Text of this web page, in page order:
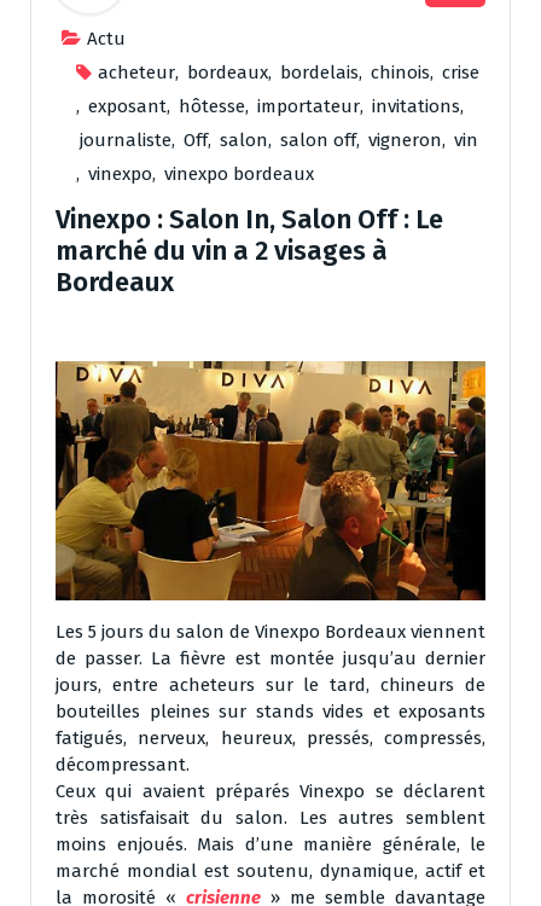
Actu
acheteur, bordeaux, bordelais, chinois, crise
, exposant, hôtesse, importateur, invitations,
journaliste, Off, salon, salon off, vigneron, vin
, vinexpo, vinexpo bordeaux
Vinexpo : Salon In, Salon Off : Le
marché du vin a 2 visages à
Bordeaux
Les 5 jours du salon de Vinexpo Bordeaux viennent
de passer. La fièvre est montée jusqu’au dernier
jours, entre acheteurs sur le tard, chineurs de
bouteilles pleines sur stands vides et exposants
fatigués, nerveux, heureux, pressés, compressés,
décompressant.
Ceux qui avaient préparés Vinexpo se déclarent
très satisfaisait du salon. Les autres semblent
moins enjoués. Mais d’une manière générale, le
marché mondial est soutenu, dynamique, actif et
la morosité « crisienne » me semble davantage